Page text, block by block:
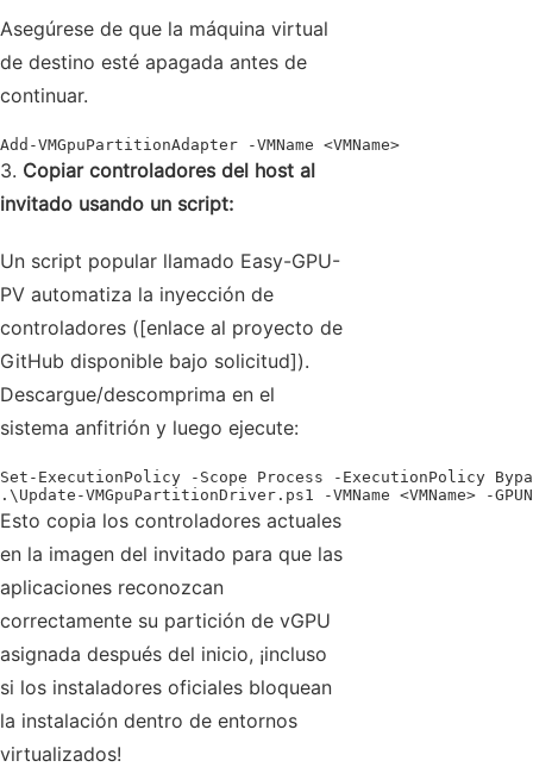
Asegúrese de que la máquina virtual
de destino esté apagada antes de
continuar.
Add‑VMGpuPartitionAdapter ‑VMName <VMName>
3. Copiar controladores del host al
invitado usando un script:
Un script popular llamado Easy-GPU-
PV automatiza la inyección de
controladores ([enlace al proyecto de
GitHub disponible bajo solicitud]).
Descargue/descomprima en el
sistema anfitrión y luego ejecute:
Set‑ExecutionPolicy ‑Scope Process ‑ExecutionPolicy
.\Update‑VMGpuPartitionDriver.ps1 ‑VMName <VMName>
Esto copia los controladores actuales
en la imagen del invitado para que las
aplicaciones reconozcan
correctamente su partición de vGPU
asignada después del inicio, ¡incluso
si los instaladores oficiales bloquean
la instalación dentro de entornos
virtualizados!